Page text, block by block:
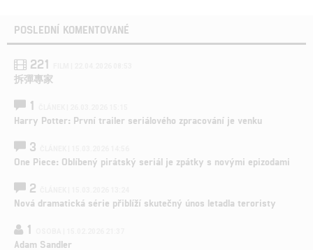
POSLEDNÍ KOMENTOVANÉ
221
拆彈專家
1
Harry Potter: První trailer seriálového zpracování je venku
3
One Piece: Oblíbený pirátský seriál je zpátky s novými epizodami
2
Nová dramatická série přiblíží skutečný únos letadla teroristy
1
Adam Sandler